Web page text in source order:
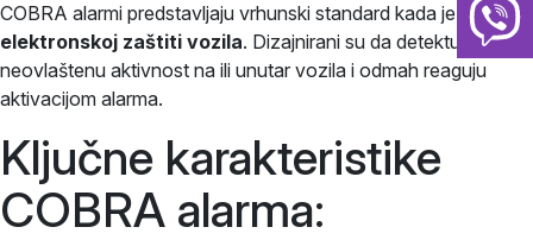
COBRA alarmi predstavljaju vrhunski standard kada je riječ o
elektronskoj zaštiti vozila. Dizajnirani su da detektuju svaku
neovlaštenu aktivnost na ili unutar vozila i odmah reaguju
aktivacijom alarma.
Ključne karakteristike
COBRA alarma: